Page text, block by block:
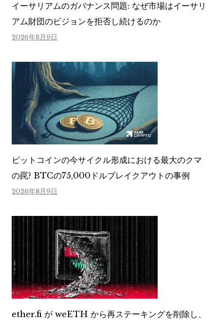
イーサリアムのガバナンス問題: なぜ市場はイーサリ
アム財団のビジョンを拒否し続けるのか
2026年8月9日
ビットコインの今サイクル形成における最大のクマ
の罠? BTCの75,000ドルブレイクアウトの事例
2026年8月9日
ether.fi が weETH から再ステーキングを削除し、